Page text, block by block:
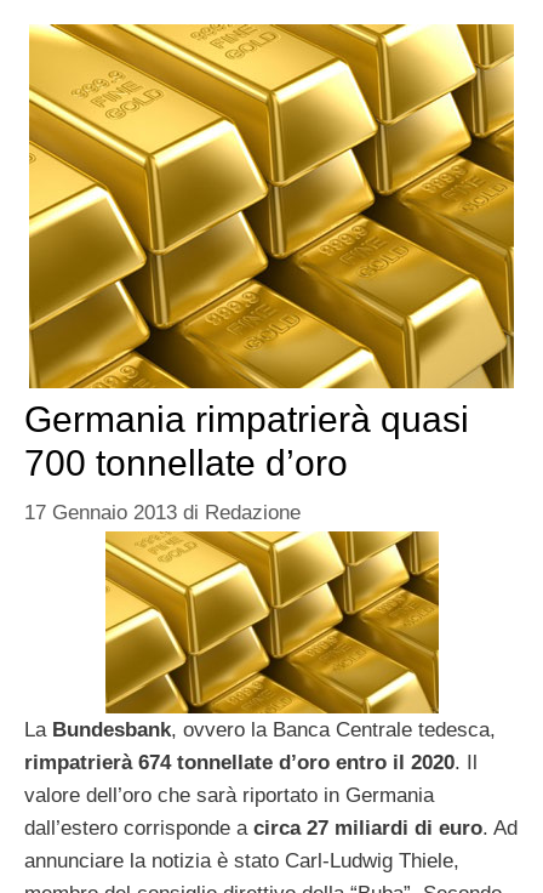
Germania rimpatrierà quasi
700 tonnellate d’oro
17 Gennaio 2013 di Redazione
La Bundesbank, ovvero la Banca Centrale tedesca,
rimpatrierà 674 tonnellate d’oro entro il 2020. Il
valore dell’oro che sarà riportato in Germania
dall’estero corrisponde a circa 27 miliardi di euro. Ad
annunciare la notizia è stato Carl-Ludwig Thiele,